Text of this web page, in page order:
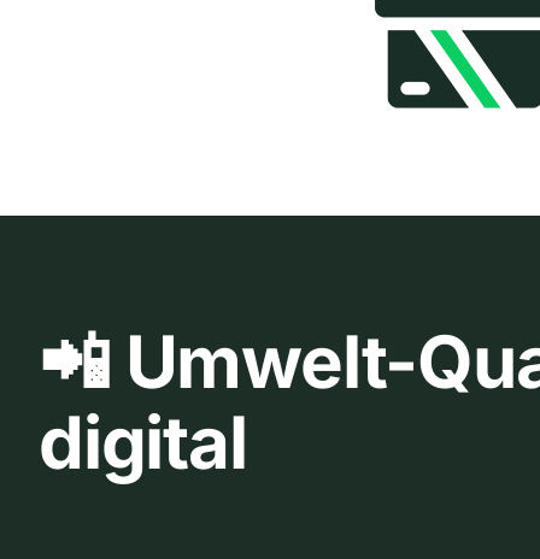
📲 Umwelt-
digital